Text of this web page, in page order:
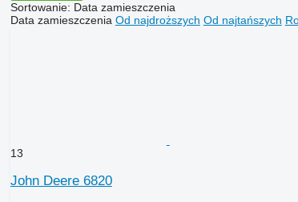
Sortowanie: Data zamieszczenia
Data zamieszczenia Od najdroższych Od najtańszych
13
John Deere 6820